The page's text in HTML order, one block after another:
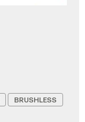
BRUSHLESS